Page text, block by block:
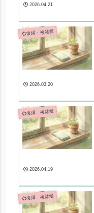
2026.04.21
💞復縁・複雑愛
2026.03.20
💞復縁・複雑愛
2026.04.19
💞復縁・複雑愛